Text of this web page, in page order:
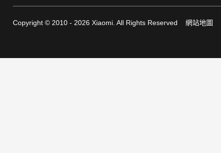
Copyright © 2010 - 2026 Xiaomi. All Rights Reserved 網站地圖